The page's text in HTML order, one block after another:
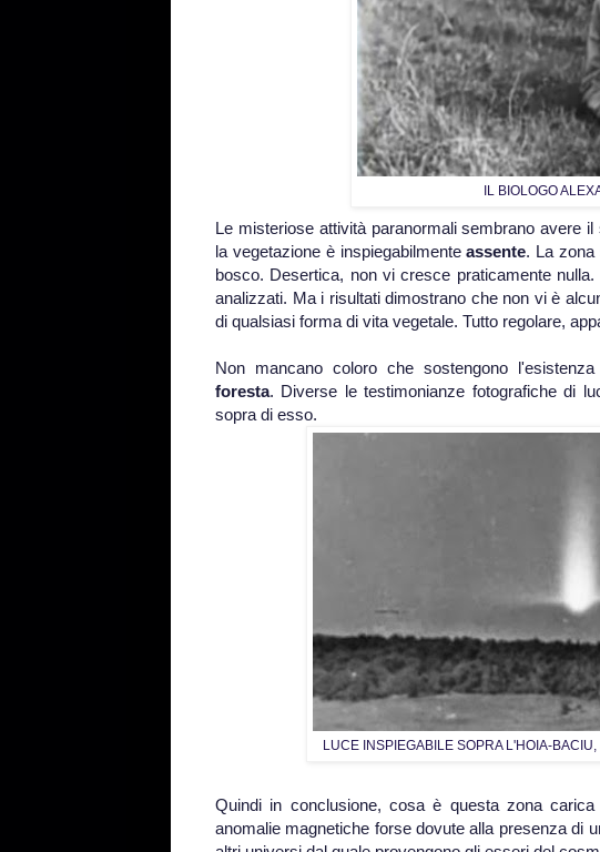
IL BIOLOGO
Le misteriose attività paranormali sembrano avere
la vegetazione è inspiegabilmenteassente. La zona
bosco. Desertica, non vi cresce praticamente
analizzati. Ma i risultati dimostrano che non vi è
di qualsiasi forma di vita vegetale. Tutto regolare,
Non mancano coloro che sostengono
foresta. Diverse le testimonianze fotografiche di
sopra di esso.
LUCE INSPIEGABILE SOPRA L'HOIA-
Quindi in conclusione, cosa è questa zona
anomalie magnetiche forse dovute alla presenza di